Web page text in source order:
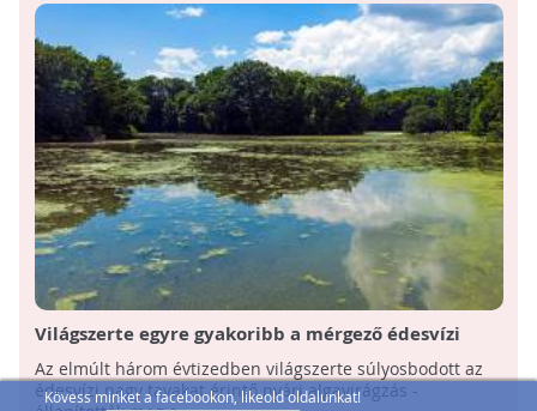
Kövess minket a facebookon, likeold oldalunkat!
Világszerte egyre gyakoribb a mérgező édesvízi
algavirágzás a tavakban
Az elmúlt három évtizedben világszerte súlyosbodott az
édesvízi nagy tavakat érintő nyári algavirágzás -